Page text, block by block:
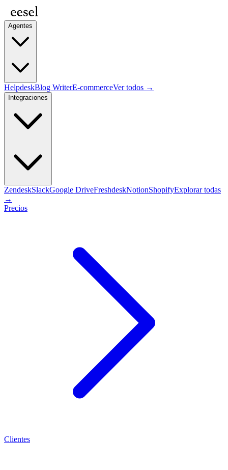
Agentes
HelpdeskBlog WriterE-commerceVer todos →
Integraciones
ZendeskSlackGoogle DriveFreshdeskNotionShopifyExplorar todas
→
Precios
Clientes